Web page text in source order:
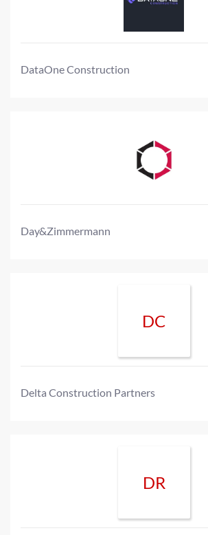
DataOne Construction
Day&Zimmermann
DC
Delta Construction Partners
DR